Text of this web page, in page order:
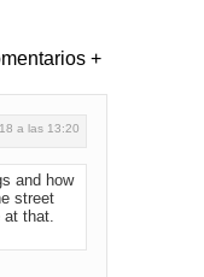
+
a las 13:20
and how
street
at that.